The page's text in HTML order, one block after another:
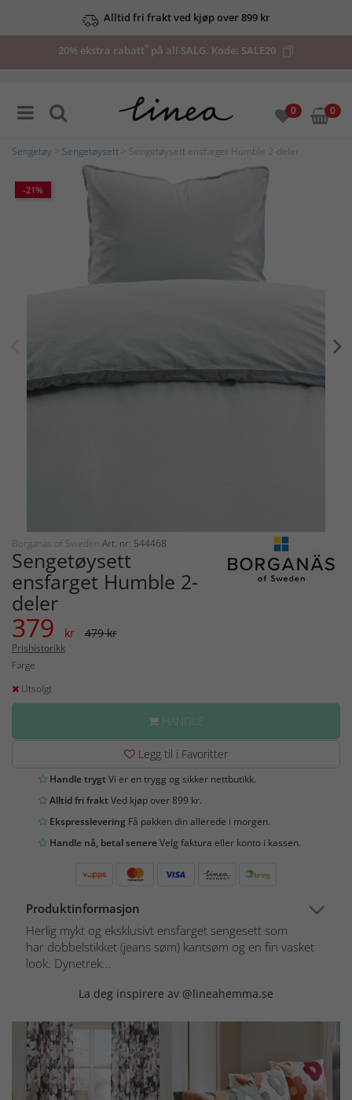
Alltid fri frakt ved kjøp over 899 kr
20% ekstra rabatt* på all SALG. Kode: SALE20
0 0
Sengetøy Sengetøysett > Sengetøysett ensfarget Humble 2-deler
-21%
Borganäs of Sweden Art. nr: 544468
Sengetøysett
ensfarget Humble 2-
deler
379 kr 479 kr
Prishistorikk
Farge
Utsolgt
HANDLE
Legg til i Favoritter
Handle trygtVi er en trygg og sikker nettbutikk.
Alltid fri fraktVed kjøp over 899 kr.
Ekspresslevering Få pakken din allerede i morgen.
Handle nå, betal senereVelg faktura eller konto i kassen.
Produktinformasjon
Herlig mykt og eksklusivt ensfarget sengesett som
har dobbelstikket (jeans søm) kantsøm og en fin vasket
look. Dynetrek...
La deg inspirere av @lineahemma.se